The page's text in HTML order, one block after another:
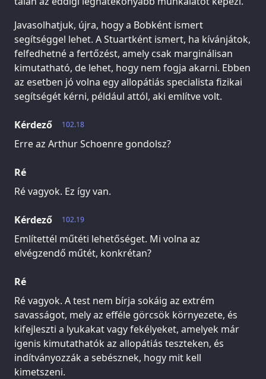
Javasolhatjuk, újra, hogy a Bobként ismert
segítséggel lehet. A Stuartként ismert, ha kívánjátok,
felfedhetné a fertőzést, amely csak marginálisan
kimutatható, de lehet, hogy nem fogja akarni. Ebben
az esetben jó volna egy allopátiás specialista fizikai
segítségét kérni, például attól, aki említve volt.
102.18
Kérdező
Erre az Arthur Schoenre gondolsz?
Ré
Ré vagyok. Ez így van.
102.19
Kérdező
Említettél műtéti lehetőséget. Mi volna az
elvégzendő műtét, konkrétan?
Ré
Ré vagyok. A test nem bírja sokáig az extrém
savasságot, mely az efféle görcsök környezete, és
kifejleszti a lyukakat vagy fekélyeket, amelyek már
igenis kimutathatók az allopátiás teszteken, és
indítványozzák a sebésznek, hogy mit kell
kimetszeni.